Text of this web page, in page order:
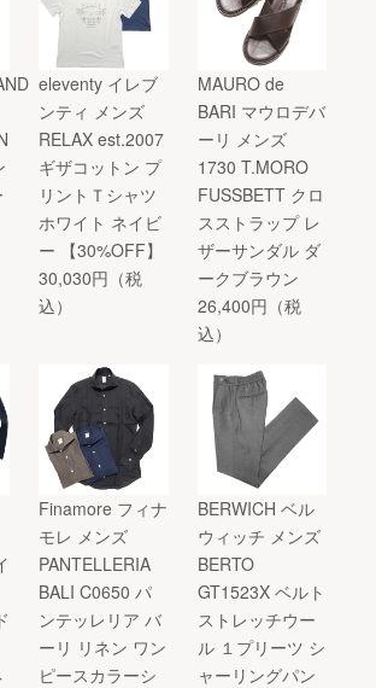
eleventy イレブ
ンティ メンズ
RELAX est.2007
ギザコットン プ
リントＴシャツ
ホワイト ネイビ
ー 【30%OFF】
30,030円（税
込）
MAURO de
BARI マウロデバ
ーリ メンズ
1730 T.MORO
FUSSBETT クロ
スストラップ レ
ザーサンダル ダ
ークブラウン
26,400円（税
込）
Finamore フィナ
モレ メンズ
PANTELLERIA
BALI C0650 パ
ンテッレリア バ
ーリ リネン ワン
ピースカラーシ
BERWICH ベル
ウィッチ メンズ
BERTO
GT1523X ベルト
ストレッチウー
ル １プリーツ シ
ャーリングパン